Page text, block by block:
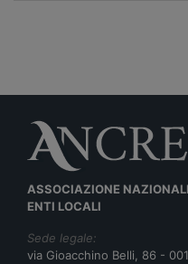
ASSOCIAZIONE
ENTI LOCALI
Sede legale:
via Gioacchino Belli, 86 -